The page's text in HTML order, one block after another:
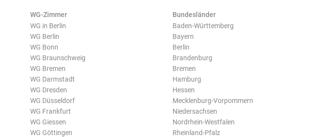
WG-Zimmer
WG in Berlin
WG Berlin
WG Bonn
WG Braunschweig
WG Bremen
WG Darmstadt
WG Dresden
WG Düsseldorf
WG Frankfurt
WG Giessen
WG Göttingen
Bundesländer
Baden-Württemberg
Bayern
Berlin
Brandenburg
Bremen
Hamburg
Hessen
Mecklenburg-Vorpommern
Niedersachsen
Nordrhein-Westfalen
Rheinland-Pfalz